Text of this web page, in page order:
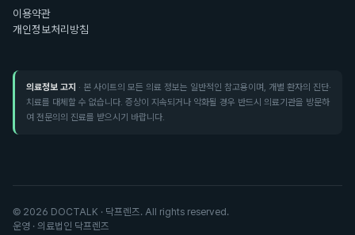
이용약관
개인정보처리방침
의료정보 고지 · 본 사이트의 모든 의료 정보는 일반적인 참고용이며, 개별 환자의 진단·
치료를 대체할 수 없습니다. 증상이 지속되거나 악화될 경우 반드시 의료기관을 방문하
여 전문의의 진료를 받으시기 바랍니다.
© 2026 DOCTALK · 닥프렌즈. All rights reserved.
운영 · 의료법인 닥프렌즈